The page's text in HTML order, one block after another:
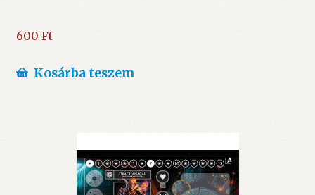
600 Ft
Kosárba teszem